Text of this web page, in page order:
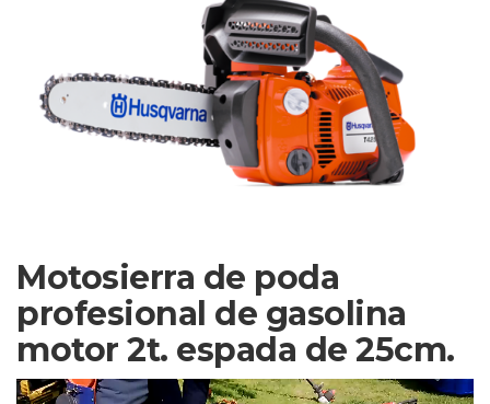
Motosierra de poda
profesional de gasolina
motor 2t. espada de 25cm.
Reproductor